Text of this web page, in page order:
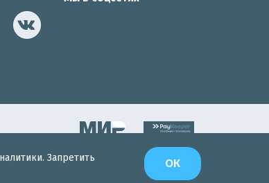
Запретить
ОК
Разработка сайта
Интернет-Эксперт